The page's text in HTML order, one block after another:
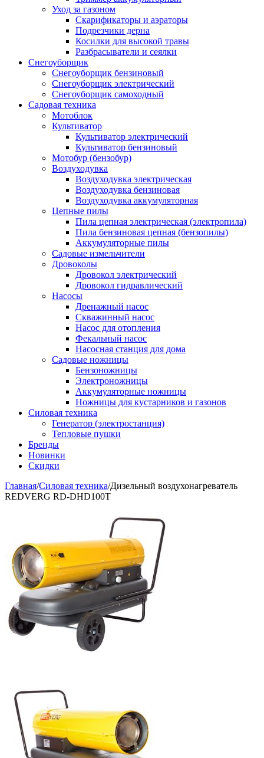
Уход за газоном
Скарификаторы и аэраторы
Подрезчики дерна
Косилки для высокой травы
Разбрасыватели и сеялки
Снегоуборщик
Снегоуборщик бензиновый
Снегоуборщик электрический
Снегоуборщик самоходный
Садовая техника
Мотоблок
Культиватор
Культиватор электрический
Культиватор бензиновый
Мотобур (бензобур)
Воздуходувка
Воздуходувка электрическая
Воздуходувка бензиновая
Воздуходувка аккумуляторная
Цепные пилы
Пила цепная электрическая (электропила)
Пила бензиновая цепная (бензопилы)
Аккумуляторные пилы
Садовые измельчители
Дровоколы
Дровокол электрический
Дровокол гидравлический
Насосы
Дренажный насос
Скважинный насос
Насос для отопления
Фекальный насос
Насосная станция для дома
Садовые ножницы
Бензоножницы
Электроножницы
Аккумуляторные ножницы
Ножницы для кустарников и газонов
Силовая техника
Генератор (электростанция)
Тепловые пушки
Бренды
Новинки
Скидки
Главная/Силовая техника/Дизельный воздухонагреватель
REDVERG RD-DHD100T